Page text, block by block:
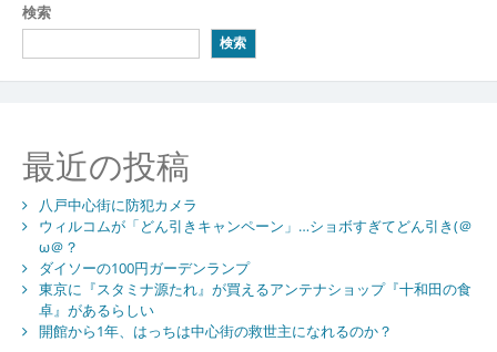
検索
検索
最近の投稿
八戸中心街に防犯カメラ
ウィルコムが「どん引きキャンペーン」…ショボすぎてどん引き(＠
ω＠？
ダイソーの100円ガーデンランプ
東京に『スタミナ源たれ』が買えるアンテナショップ『十和田の食
卓』があるらしい
開館から1年、はっちは中心街の救世主になれるのか？